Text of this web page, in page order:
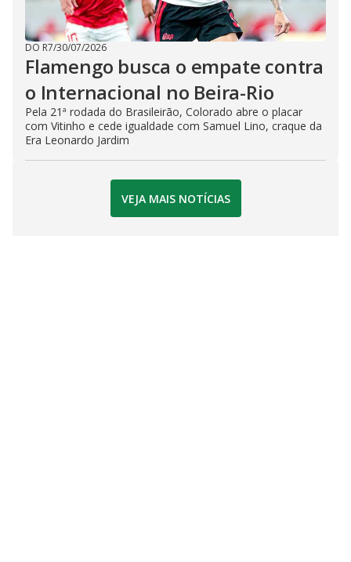
DO R7/30/07/2026
Flamengo busca o empate contra
o Internacional no Beira-Rio
Pela 21ª rodada do Brasileirão, Colorado abre o placar
com Vitinho e cede igualdade com Samuel Lino, craque da
Era Leonardo Jardim
VEJA MAIS NOTÍCIAS